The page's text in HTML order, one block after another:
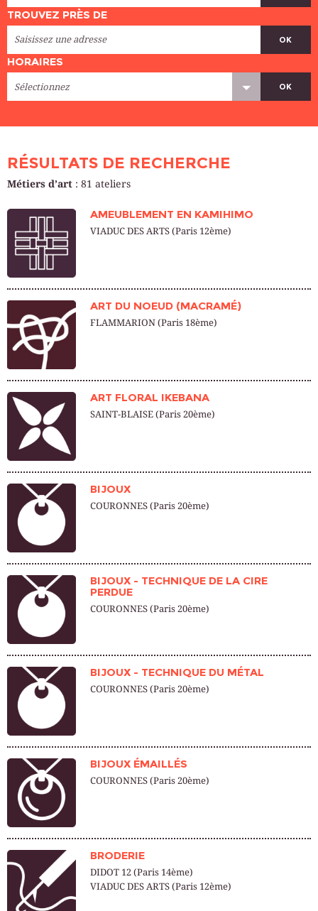
TROUVEZ PRÈS DE
OK
HORAIRES
OK
RÉSULTATS DE RECHERCHE
Métiers d’art : 81 ateliers
AMEUBLEMENT EN KAMIHIMO
VIADUC DES ARTS (Paris 12ème)
ART DU NOEUD (MACRAMÉ)
FLAMMARION (Paris 18ème)
ART FLORAL IKEBANA
SAINT-BLAISE (Paris 20ème)
BIJOUX
COURONNES (Paris 20ème)
BIJOUX - TECHNIQUE DE LA CIRE
PERDUE
COURONNES (Paris 20ème)
BIJOUX - TECHNIQUE DU MÉTAL
COURONNES (Paris 20ème)
BIJOUX ÉMAILLÉS
COURONNES (Paris 20ème)
BRODERIE
DIDOT 12 (Paris 14ème)
VIADUC DES ARTS (Paris 12ème)